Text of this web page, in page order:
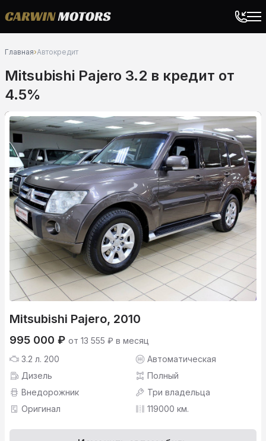
Главная›Автокредит
Mitsubishi Pajero 3.2 в кредит от
4.5%
Mitsubishi Pajero, 2010
995 000 ₽ от 13 555 ₽ в месяц
3.2 л. 200
Автоматическая
Дизель
Полный
Внедорожник
Три владельца
Оригинал
119000 км.